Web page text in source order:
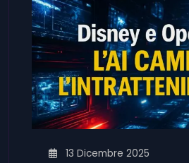
13 Dicembre 2025